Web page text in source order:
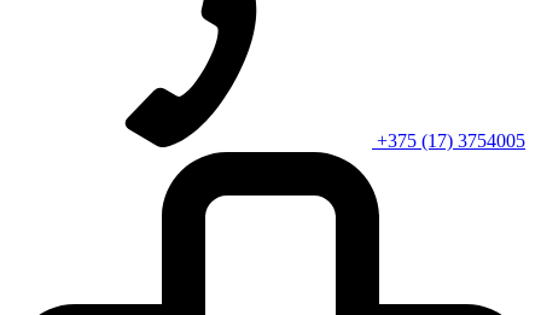
+375 (17) 3754005